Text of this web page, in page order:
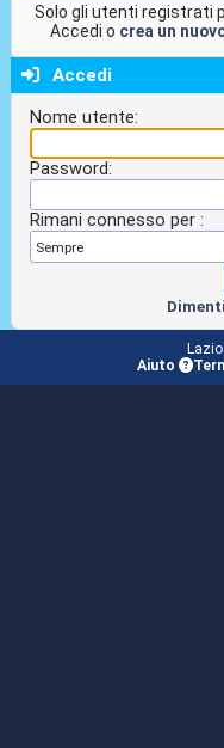
Solo gli utenti registrati
Accedi o crea un
Accedi
Nome utente:
Password:
Rimani connesso per :
Aiuto